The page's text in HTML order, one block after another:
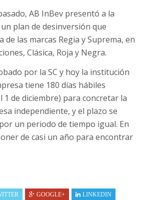
AB InBev presentó a la
plan de desinversión que
de las marcas Regia y Suprema, en
Clásica, Roja y Negra.
por la SC y hoy la institución
tiene 180 días hábiles
1 de diciembre) para concretar la
independiente, y el plazo se
un periodo de tiempo igual. En
de casi un año para encontrar
GOOGLE+
LINKEDIN